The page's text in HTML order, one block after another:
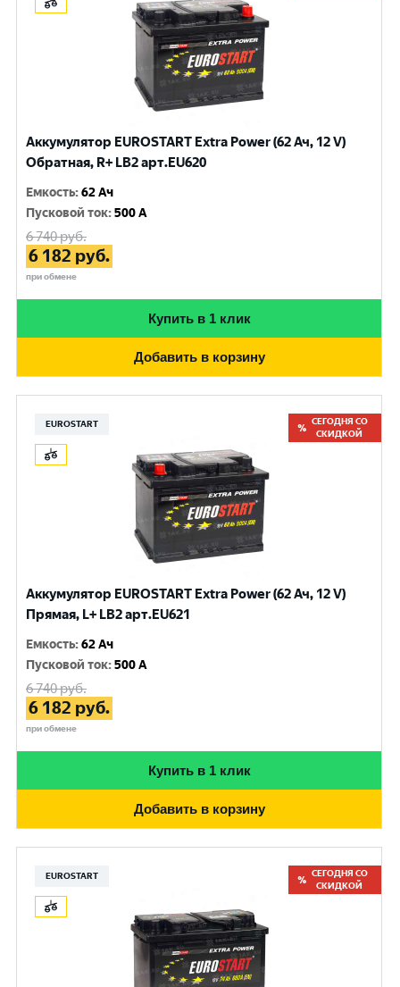
Аккумулятор EUROSTART Extra Power (62 Ач, 12 V)
Обратная, R+ LB2 арт.EU620
Емкость:62 Ач
Пусковой ток:500 A
6 740руб.
6 182 руб.
при обмене
Купить в 1 клик
Добавить в корзину
EUROSTART
СЕГОДНЯ СО
СКИДКОЙ
Аккумулятор EUROSTART Extra Power (62 Ач, 12 V)
Прямая, L+ LB2 арт.EU621
Емкость:62 Ач
Пусковой ток:500 A
6 740руб.
6 182 руб.
при обмене
Купить в 1 клик
Добавить в корзину
EUROSTART
СЕГОДНЯ СО
СКИДКОЙ